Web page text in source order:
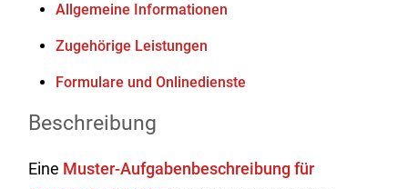
Allgemeine Informationen
Zugehörige Leistungen
Formulare und Onlinedienste
Beschreibung
Eine Muster-Aufgabenbeschreibung für